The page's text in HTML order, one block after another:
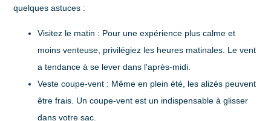
quelques astuces :
Visitez le matin : Pour une expérience plus calme et
moins venteuse, privilégiez les heures matinales. Le vent
a tendance à se lever dans l'après-midi.
Veste coupe-vent : Même en plein été, les alizés peuvent
être frais. Un coupe-vent est un indispensable à glisser
dans votre sac.